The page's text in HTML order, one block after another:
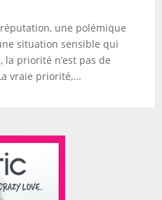
une polémique
situation sensible qui
la priorité n’est pas de
vraie priorité,...